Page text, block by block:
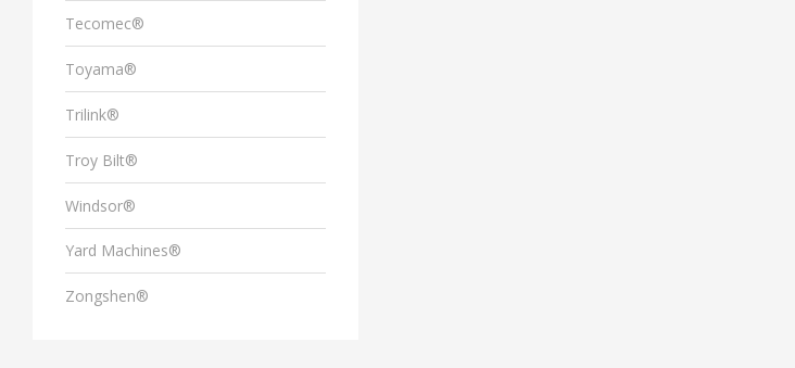
Tecomec®
Toyama®
Trilink®
Troy Bilt®
Windsor®
Yard Machines®
Zongshen®